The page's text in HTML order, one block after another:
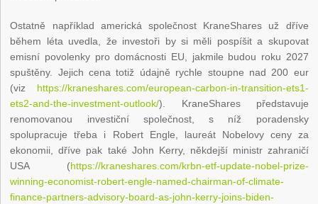
Ostatně například americká společnost KraneShares už dříve
během léta uvedla, že investoři by si měli pospíšit a skupovat
emisní povolenky pro domácnosti EU, jakmile budou roku 2027
spuštěny. Jejich cena totiž údajně rychle stoupne nad 200 eur
(viz https://kraneshares.com/european-carbon-in-transition-ets1-
ets2-and-the-investment-outlook/). KraneShares představuje
renomovanou investiční společnost, s níž poradensky
spolupracuje třeba i Robert Engle, laureát Nobelovy ceny za
ekonomii, dříve pak také John Kerry, někdejší ministr zahraničí
USA (https://kraneshares.com/krbn-etf-update-nobel-prize-
winning-economist-robert-engle-named-chairman-of-climate-
finance-partners-advisory-board-as-john-kerry-joins-biden-